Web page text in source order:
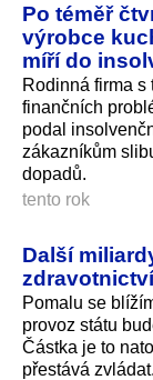
Po téměř
výrobce
míří do
Rodinná firma
finančních
podal
zákazníkům
dopadů.
tento rok
Další
Pomalu se
provoz státu
Částka je to
přestává